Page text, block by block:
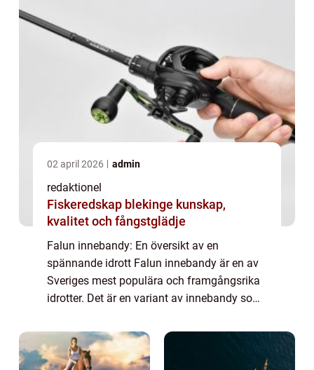
02 april 2026 admin
redaktionel
Fiskeredskap blekinge kunskap,
kvalitet och fångstglädje
Falun innebandy: En översikt av en
spännande idrott Falun innebandy är en av
Sveriges mest populära och framgångsrika
idrotter. Det är en variant av innebandy som
Det spelades första gången på 1970-talet
oc...